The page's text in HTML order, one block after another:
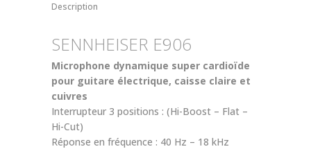
Description
SENNHEISER E906
Microphone dynamique super cardioïde
pour guitare électrique, caisse claire et
cuivres
Interrupteur 3 positions : (Hi-Boost – Flat –
Hi-Cut)
Réponse en fréquence : 40 Hz – 18 kHz